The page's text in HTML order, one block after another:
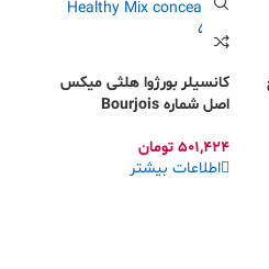
کانسیلر بورژوا هلثی میکس
اصل شماره Bourjois
501,424 تومان
اطلاعات بیشتر